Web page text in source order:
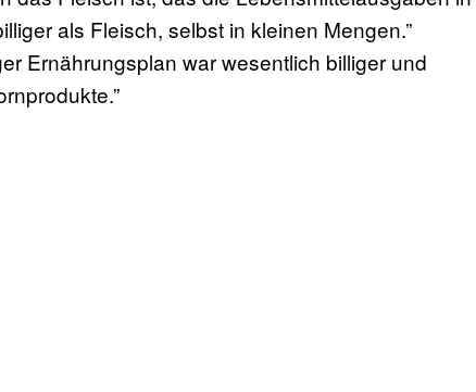
als Fleisch, selbst in kleinen Mengen.”
Ernährungsplan war wesentlich billiger und